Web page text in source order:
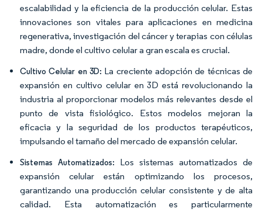
escalabilidad y la eficiencia de la producción celular. Estas
innovaciones son vitales para aplicaciones en medicina
regenerativa, investigación del cáncer y terapias con células
madre, donde el cultivo celular a gran escala es crucial.
Cultivo Celular en 3D: La creciente adopción de técnicas de
expansión en cultivo celular en 3D está revolucionando la
industria al proporcionar modelos más relevantes desde el
punto de vista fisiológico. Estos modelos mejoran la
eficacia y la seguridad de los productos terapéuticos,
impulsando el tamaño del mercado de expansión celular.
Sistemas Automatizados: Los sistemas automatizados de
expansión celular están optimizando los procesos,
garantizando una producción celular consistente y de alta
calidad. Esta automatización es particularmente